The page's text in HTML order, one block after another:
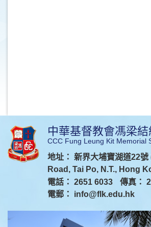
中華基督教會馮梁
CCC Fung Leung Kit Memorial
地址： 新界大埔寶湖道22
Road, Tai Po, N.T., Hong
電話： 2651 6033
傳真：
電郵： info@flk.edu.hk